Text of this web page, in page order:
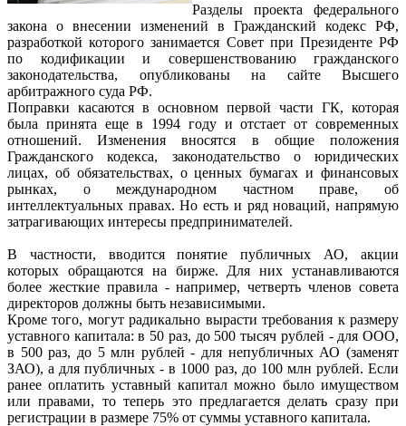
Разделы проекта федерального
закона о внесении изменений в Гражданский кодекс РФ,
разработкой которого занимается Совет при Президенте РФ
по кодификации и совершенствованию гражданского
законодательства, опубликованы на сайте Высшего
арбитражного суда РФ.
Поправки касаются в основном первой части ГК, которая
была принята еще в 1994 году и отстает от современных
отношений. Изменения вносятся в общие положения
Гражданского кодекса, законодательство о юридических
лицах, об обязательствах, о ценных бумагах и финансовых
рынках, о международном частном праве, об
интеллектуальных правах. Но есть и ряд новаций, напрямую
затрагивающих интересы предпринимателей.
В частности, вводится понятие публичных АО, акции
которых обращаются на бирже. Для них устанавливаются
более жесткие правила - например, четверть членов совета
директоров должны быть независимыми.
Кроме того, могут радикально вырасти требования к размеру
уставного капитала: в 50 раз, до 500 тысяч рублей - для ООО,
в 500 раз, до 5 млн рублей - для непубличных АО (заменят
ЗАО), а для публичных - в 1000 раз, до 100 млн рублей. Если
ранее оплатить уставный капитал можно было имуществом
или правами, то теперь это предлагается делать сразу при
регистрации в размере 75% от суммы уставного капитала.